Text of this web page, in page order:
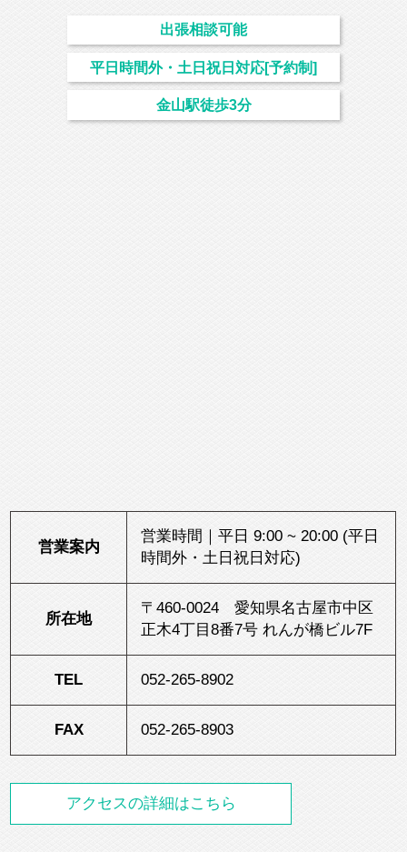
出張相談可能
平日時間外・土日祝日対応[予約制]
金山駅徒歩3分
営業案内
営業時間｜平日 9:00 ~ 20:00 (平日
時間外・土日祝日対応)
所在地
〒460-0024 愛知県名古屋市中区
正木4丁目8番7号 れんが橋ビル7F
TEL 052-265-8902
FAX 052-265-8903
アクセスの詳細はこちら